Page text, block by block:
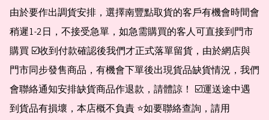
由於要作出調貨安排，選擇南豐點取貨的客戶有機會時間會
稍遲1-2日，不接受急單，如急需購買的客人可直接到門市
購買 ☑️收到付款確認後我們才正式落單留貨，由於網店與
門市同步發售商品，有機會下單後出現貨品缺貨情況，我們
會聯絡通知安排缺貨商品作退款，請體諒！ ☑️運送途中遇
到貨品有損壞，本店概不負責 ⭐️如要聯絡查詢，請用